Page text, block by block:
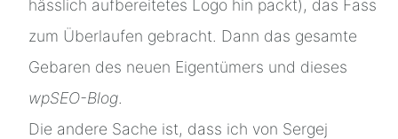
hässlich aufbereitetes Logo hin packt), das Fass
zum Überlaufen gebracht. Dann das gesamte
Gebaren des neuen Eigentümers und dieses
wpSEO-Blog.
Die andere Sache ist, dass ich von Sergej